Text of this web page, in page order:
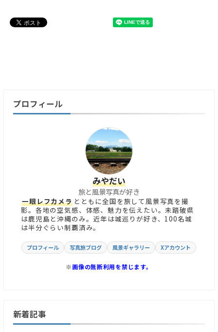
プロフィール
みやだい
旅と風景写真が好き
一眼レフカメラ とともに全国を旅して風景写真を撮
影。各地の空気感、体感、魅力を伝えたい。未踏破県
は鹿児島と沖縄のみ。近年は城巡りが好き、100名城
は半分ぐらい制覇済み。
プロフィール 写真旅ブログ 風景ギャラリー Xアカウント
※画像の無断利用を禁じます。
新着記事